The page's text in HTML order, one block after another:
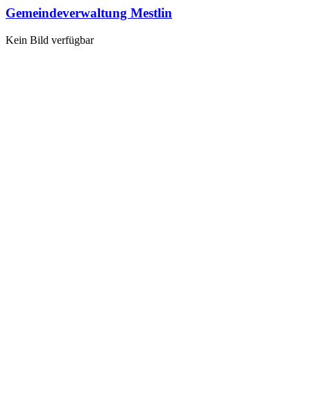
Gemeindeverwaltung Mestlin
Kein Bild verfügbar